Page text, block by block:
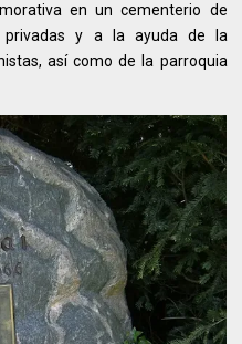
en un cementerio de
privadas y a la ayuda de la
así como de la parroquia